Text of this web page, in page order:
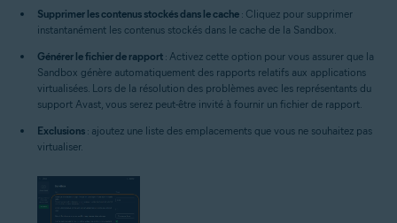
Supprimer les contenus stockés dans le cache : Cliquez pour supprimer
instantanément les contenus stockés dans le cache de la Sandbox.
Générer le fichier de rapport : Activez cette option pour vous assurer que la
Sandbox génère automatiquement des rapports relatifs aux applications
virtualisées. Lors de la résolution des problèmes avec les représentants du
support Avast, vous serez peut-être invité à fournir un fichier de rapport.
Exclusions : ajoutez une liste des emplacements que vous ne souhaitez pas
virtualiser.